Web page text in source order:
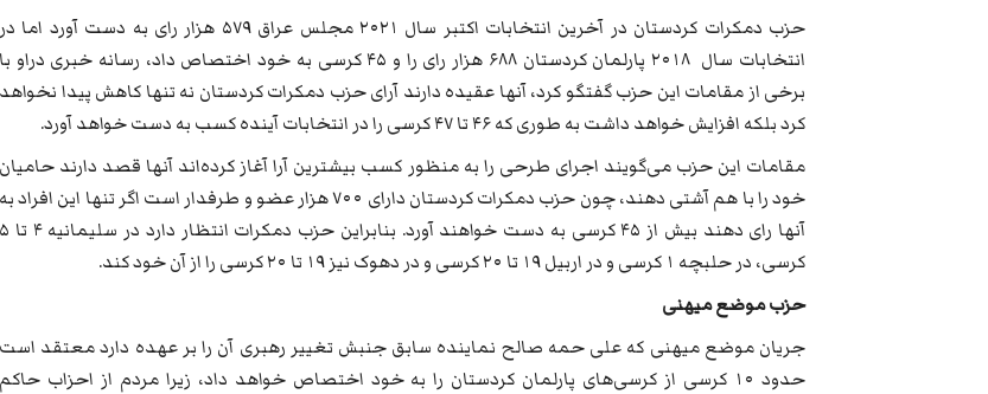
حزب دمکرات کردستان در آخرین انتخابات اکتبر سال ۲۰۲۱ مجلس عراق ۵۷۹ هزار رای به دست آورد اما در
انتخابات سال ۲۰۱۸ پارلمان کردستان ۶۸۸ هزار رای را و ۴۵ کرسی به خود اختصاص داد، رسانه خبری دراو با
برخی از مقامات این حزب گفتگو کرد، آنها عقیده دارند آرای حزب دمکرات کردستان نه تنها کاهش پیدا نخواهد
کرد بلکه افزایش خواهد داشت به طوری که ۴۶ تا ۴۷ کرسی را در انتخابات آینده کسب به دست خواهد آورد.
مقامات این حزب می‌گویند اجرای طرحی را به منظور کسب بیشترین آرا آغاز کرده‌اند آنها قصد دارند حامیان
خود را با هم آشتی دهند، چون حزب دمکرات کردستان دارای ۷۰۰ هزار عضو و طرفدار است اگر تنها این افراد به
آنها رای دهند بیش از ۴۵ کرسی به دست خواهند آورد. بنابراین حزب دمکرات انتظار دارد در سلیمانیه ۴ تا ۵
کرسی، در حلبچه ۱ کرسی و در اربیل ۱۹ تا ۲۰ کرسی و در دهوک نیز ۱۹ تا ۲۰ کرسی را از آن خود کند.
حزب موضع میهنی
جریان موضع میهنی که علی حمه صالح نماینده سابق جنبش تغییر رهبری آن را بر عهده دارد معتقد است
حدود ۱۰ کرسی از کرسی‌های پارلمان کردستان را به خود اختصاص خواهد داد، زیرا مردم از احزاب حاکم